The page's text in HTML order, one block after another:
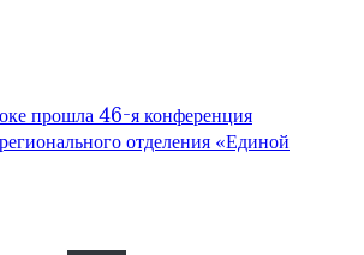
прошла 46-я конференция
отделения «Единой